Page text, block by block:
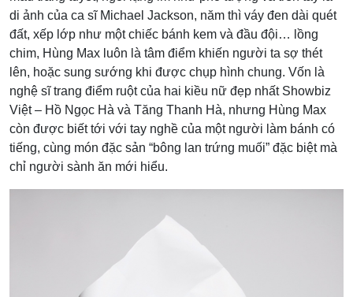
di ảnh của ca sĩ Michael Jackson, năm thì váy đen dài quét
đất, xếp lớp như một chiếc bánh kem và đầu đội… lồng
chim, Hùng Max luôn là tâm điểm khiến người ta sợ thét
lên, hoặc sung sướng khi được chụp hình chung. Vốn là
nghệ sĩ trang điểm ruột của hai kiều nữ đẹp nhất Showbiz
Việt – Hồ Ngọc Hà và Tăng Thanh Hà, nhưng Hùng Max
còn được biết tới với tay nghề của một người làm bánh có
tiếng, cùng món đặc sản “bông lan trứng muối” đặc biệt mà
chỉ người sành ăn mới hiểu.